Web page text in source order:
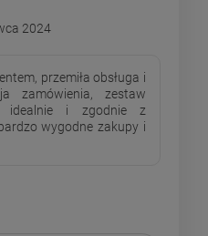
2024
przemiła obsługa i
zamówienia, zestaw
idealnie i zgodnie z
wygodne zakupy i